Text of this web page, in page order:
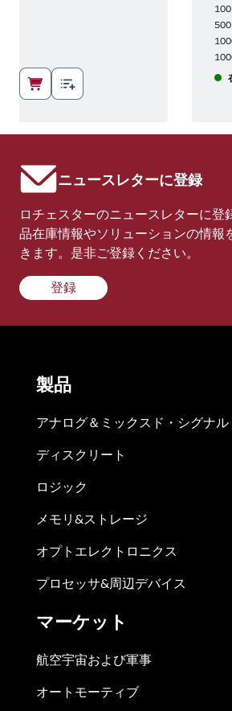
ニュースレターに登録
ロチェスターのニュースレターに登
品在庫情報やソリューションの情報
きます。是非ご登録ください。
登録
製品
アナログ＆ミックスド・シグナル
ディスクリート
ロジック
メモリ&ストレージ
オプトエレクトロニクス
プロセッサ&周辺デバイス
マーケット
航空宇宙および軍事
オートモーティブ